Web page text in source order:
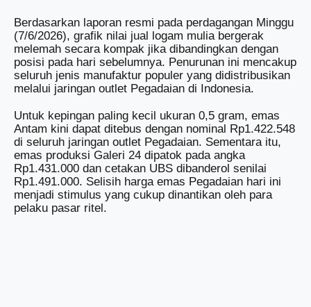
Berdasarkan laporan resmi pada perdagangan Minggu
(7/6/2026), grafik nilai jual logam mulia bergerak
melemah secara kompak jika dibandingkan dengan
posisi pada hari sebelumnya. Penurunan ini mencakup
seluruh jenis manufaktur populer yang didistribusikan
melalui jaringan outlet Pegadaian di Indonesia.
Untuk kepingan paling kecil ukuran 0,5 gram, emas
Antam kini dapat ditebus dengan nominal Rp1.422.548
di seluruh jaringan outlet Pegadaian. Sementara itu,
emas produksi Galeri 24 dipatok pada angka
Rp1.431.000 dan cetakan UBS dibanderol senilai
Rp1.491.000. Selisih harga emas Pegadaian hari ini
menjadi stimulus yang cukup dinantikan oleh para
pelaku pasar ritel.